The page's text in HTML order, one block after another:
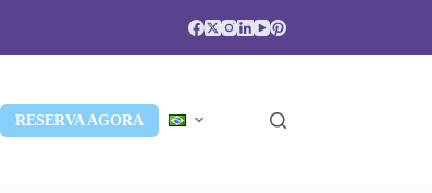
RESERVA AGORA